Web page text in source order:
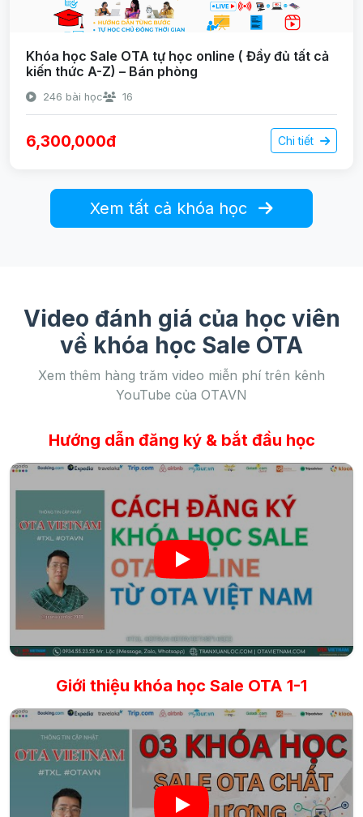
Khóa học Sale OTA tự học online ( Đầy đủ tất cả
kiến thức A-Z) – Bán phòng
246 bài học 16
6,300,000đ Chi tiết
Xem tất cả khóa học
Video đánh giá của học viên
về khóa học Sale OTA
Xem thêm hàng trăm video miễn phí trên kênh
YouTube của OTAVN
Hướng dẫn đăng ký & bắt đầu học
Giới thiệu khóa học Sale OTA 1-1